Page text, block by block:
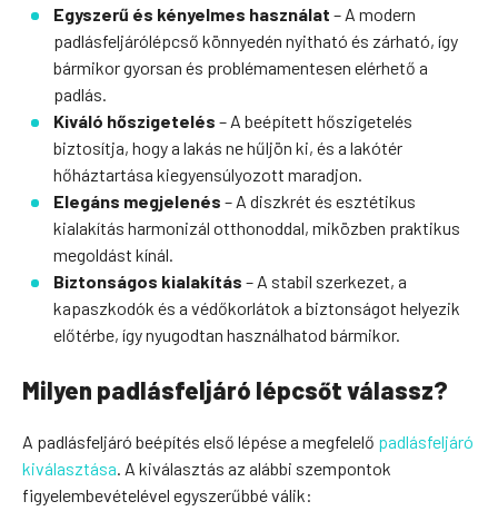
Egyszerű és kényelmes használat – A modern
padlásfeljárólépcső könnyedén nyitható és zárható, így
bármikor gyorsan és problémamentesen elérhető a
padlás.
Kiváló hőszigetelés – A beépített hőszigetelés
biztosítja, hogy a lakás ne hűljön ki, és a lakótér
hőháztartása kiegyensúlyozott maradjon.
Elegáns megjelenés – A diszkrét és esztétikus
kialakítás harmonizál otthonoddal, miközben praktikus
megoldást kínál.
Biztonságos kialakítás – A stabil szerkezet, a
kapaszkodók és a védőkorlátok a biztonságot helyezik
előtérbe, így nyugodtan használhatod bármikor.
Milyen padlásfeljáró lépcsőt válassz?
A padlásfeljáró beépítés első lépése a megfelelő padlásfeljáró
kiválasztása. A kiválasztás az alábbi szempontok
figyelembevételével egyszerűbbé válik: